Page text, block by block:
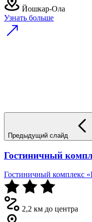
Йошкар-Ола
Узнать больше
Предыдущий слайд
Гостиничный
Гостиничный комплекс
2,2 км до центра